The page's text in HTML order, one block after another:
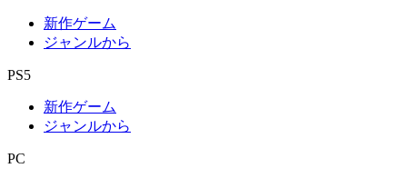
新作ゲーム
ジャンルから
PS5
新作ゲーム
ジャンルから
PC